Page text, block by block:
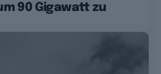
90 Gigawatt zu